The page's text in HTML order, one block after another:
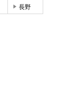
長野